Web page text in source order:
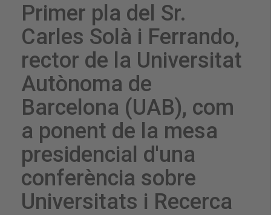
Primer pla del Sr.
Carles Solà i Ferrando,
rector de la Universitat
Autònoma de
Barcelona (UAB), com
a ponent de la mesa
presidencial d'una
conferència sobre
Universitats i Recerca